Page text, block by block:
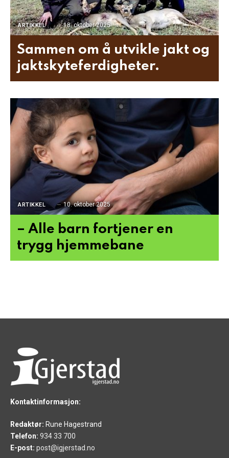
ARTIKKEL 18. oktober 2025
Sammen om å utvikle jakt og
jaktskyteferdigheter.
ARTIKKEL 10. oktober 2025
– Alle barn fortjener en
trygg hjemmebane
Kontaktinformasjon:
Redaktør: Rune Hagestrand
Telefon: 934 33 700
E-post: post@igjerstad.no